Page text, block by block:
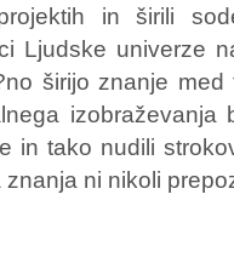
in širili
Ljudske univerze
širijo znanje
in tako nudili
znanja ni nikoli